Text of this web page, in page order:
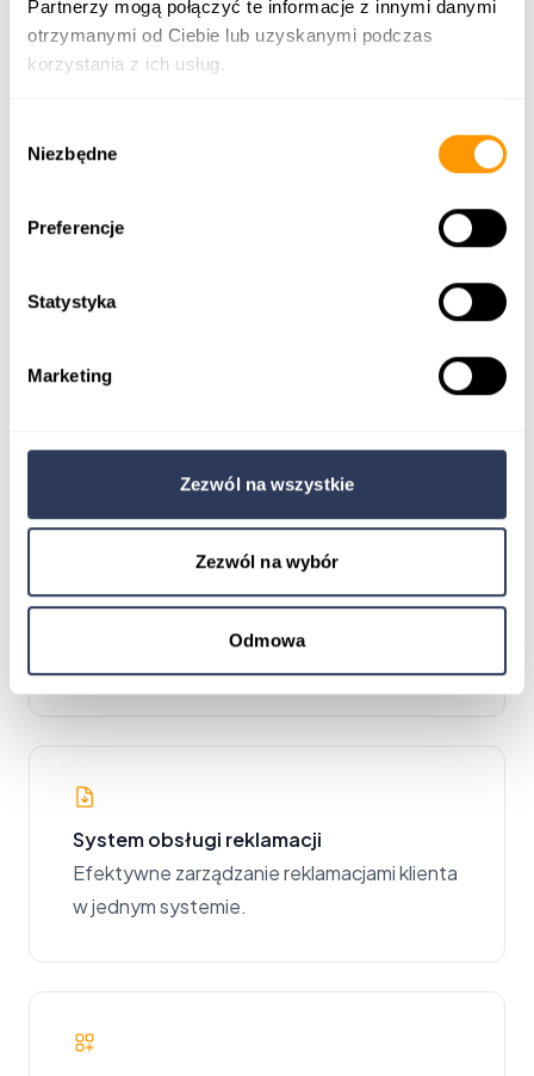
Partnerzy mogą połączyć te informacje z innymi danymi
otrzymanymi od Ciebie lub uzyskanymi podczas
korzystania z ich usług.
zgody
Niezbędne
Preferencje
Statystyka
Marketing
Zezwól na wszystkie
Zezwól na wybór
Odmowa
Nasze oprogramowanie zwiększa
bezpieczeństwo i zgodność w obrocie
Oprogramowanie wspiera franczyzę i
marketingu.
System obiegu dokumentów automatyzuje
System obsługi reklamacji
Efektywne zarządzanie reklamacjami klienta
w jednym systemie.